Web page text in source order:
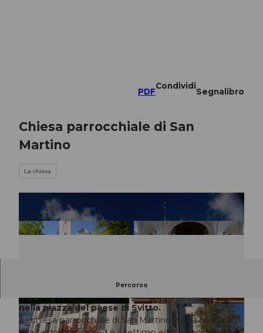
PDF
Condividi
Segnalibro
Chiesa parrocchiale di San
Martino
La chiesa
© Erlebnisregion Mythen / Marcel Murri |
c
h
Percorso
La chiesa parrocchiale di San Martino si trova
leggermente rialzata su una terrazza naturale
nella piazza del paese di Svitto.
La chiesa parrocchiale di San Martino è una chiesa a